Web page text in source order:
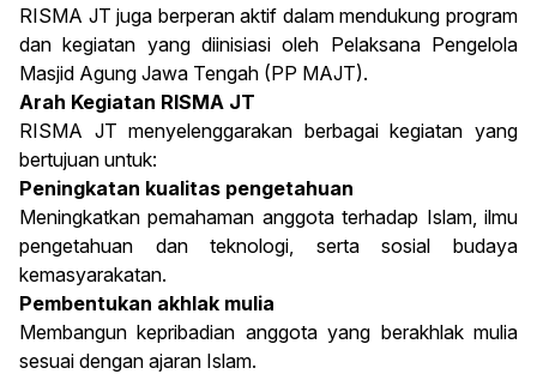
RISMA JT juga berperan aktif dalam mendukung program
dan kegiatan yang diinisiasi oleh Pelaksana Pengelola
Masjid Agung Jawa Tengah (PP MAJT).
Arah Kegiatan RISMA JT
RISMA JT menyelenggarakan berbagai kegiatan yang
bertujuan untuk:
Peningkatan kualitas pengetahuan
Meningkatkan pemahaman anggota terhadap Islam, ilmu
pengetahuan dan teknologi, serta sosial budaya
kemasyarakatan.
Pembentukan akhlak mulia
Membangun kepribadian anggota yang berakhlak mulia
sesuai dengan ajaran Islam.